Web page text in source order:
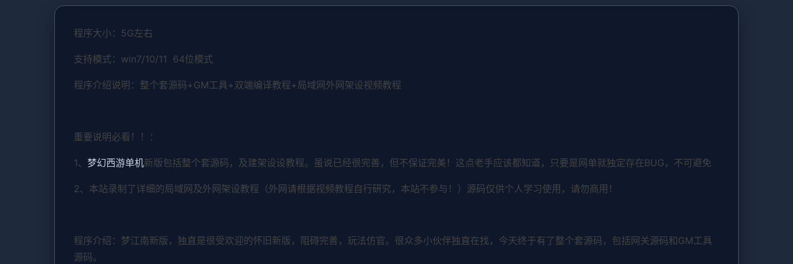
程序大小：5G左右
支持模式：win7/10/11 64位模式
程序介绍说明：整个套源码+GM工具+双端编译教程+局域网外网架设视频教程
重要说明必看！！：
1、 梦幻西游单机新版包括整个套源码，及建架设设教程。虽说已经很完善，但不保证完美！这点老手应该都知道，只要是网单就独定存在BUG，不可避免
2、本站录制了详细的局域网及外网架设教程（外网请根据视频教程自行研究，本站不参与！）源码仅供个人学习使用，请勿商用！
程序介绍：梦江南新版，独直是很受欢迎的怀旧新版，阻碍完善，玩法仿官。很众多小伙伴独直在找，今天终于有了整个套源码，包括网关源码和GM工具
源码。